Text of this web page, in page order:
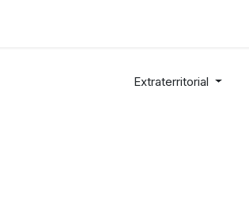
Extraterritorial